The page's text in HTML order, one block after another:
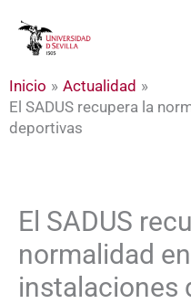
Inicio
Actualidad
El SADUS recupera la
deportivas
El SADUS
normalidad
instalaciones